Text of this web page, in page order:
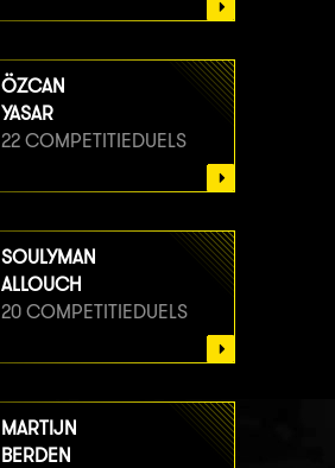
ÖZCAN
YASAR
22 COMPETITIEDUELS
SOULYMAN
ALLOUCH
20 COMPETITIEDUELS
MARTIJN
BERDEN